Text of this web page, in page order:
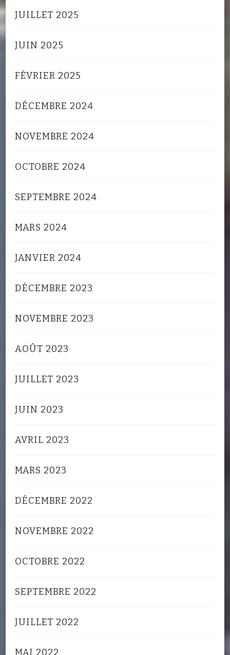
JUILLET 2025
JUIN 2025
FÉVRIER 2025
DÉCEMBRE 2024
NOVEMBRE 2024
OCTOBRE 2024
SEPTEMBRE 2024
MARS 2024
JANVIER 2024
DÉCEMBRE 2023
NOVEMBRE 2023
AOÛT 2023
JUILLET 2023
JUIN 2023
AVRIL 2023
MARS 2023
DÉCEMBRE 2022
NOVEMBRE 2022
OCTOBRE 2022
SEPTEMBRE 2022
JUILLET 2022
MAI 2022